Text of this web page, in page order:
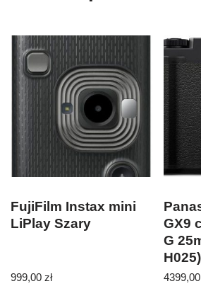
FujiFilm Instax mini
LiPlay Szary
999,00 zł
GX9
G
H025)